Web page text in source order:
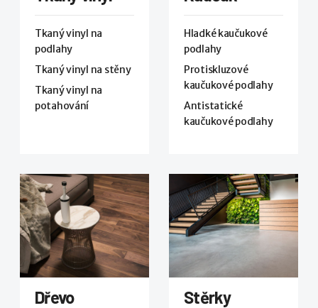
Tkaný vinyl na
podlahy
Tkaný vinyl na stěny
Tkaný vinyl na
potahování
Hladké kaučukové
podlahy
Protiskluzové
kaučukové podlahy
Antistatické
kaučukové podlahy
Dřevo Stěrky